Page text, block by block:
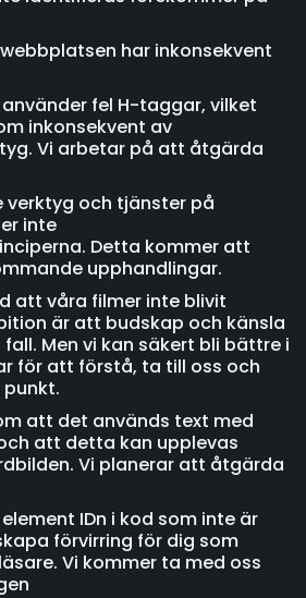
har inkonsekvent
fel H-taggar, vilket
inkonsekvent av
Vi arbetar på att åtgärda
verktyg och tjänster på
inte
Detta kommer att
upphandlingar.
att våra filmer inte blivit
är att budskap och känsla
Men vi kan säkert bli bättre i
för att förstå, ta till oss och
att det används text med
att detta kan upplevas
Vi planerar att åtgärda
IDn i kod som inte är
förvirring för dig som
Vi kommer ta med oss